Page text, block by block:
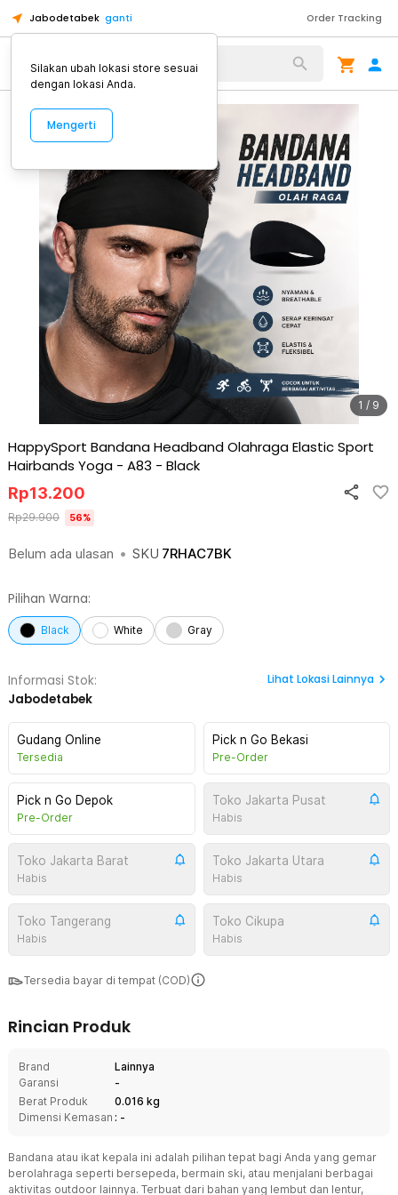
Jabodetabek ganti Order Tracking
Alat Kopi
1 / 9
HappySport Bandana Headband Olahraga Elastic Sport
Hairbands Yoga - A83 - Black
Belum ada ulasan • SKU 7RHAC7BK
Rp13.200
Rp29.900 56%
Pilihan Warna:
Black White Gray
Informasi Stok:
Jabodetabek
Lihat Lokasi Lainnya
Gudang Online
Tersedia
Pick n Go Bekasi
Pre-Order
Pick n Go Depok
Pre-Order
Toko Jakarta Pusat
Habis
Toko Jakarta Barat
Habis
Toko Jakarta Utara
Habis
Toko Tangerang
Habis
Toko Cikupa
Habis
Tersedia bayar di tempat (COD)
Rincian Produk
Brand
Lainnya
Garansi
-
Berat Produk
0.016 kg
Dimensi Kemasan : -
Bandana atau ikat kepala ini adalah pilihan tepat bagi Anda yang gemar
berolahraga seperti bersepeda, bermain ski, atau menjalani berbagai
aktivitas outdoor lainnya. Terbuat dari bahan yang lembut dan lentur,
Silakan ubah lokasi store sesuai
dengan lokasi Anda.
Mengerti